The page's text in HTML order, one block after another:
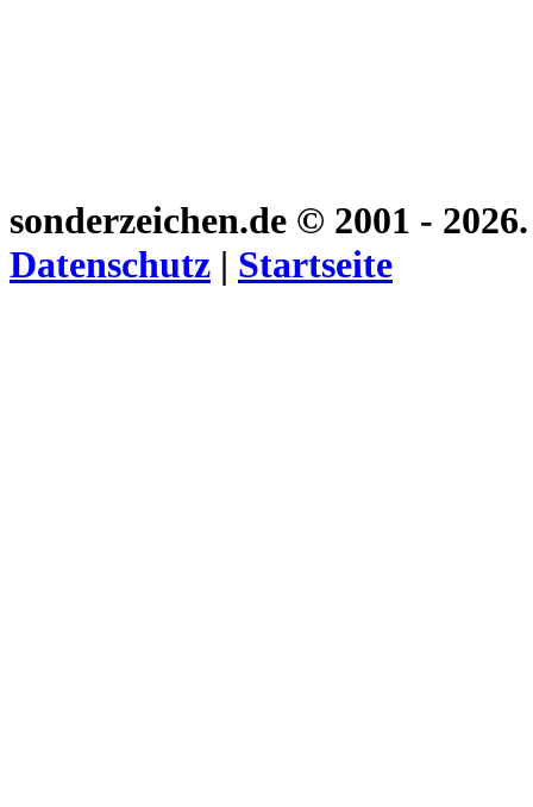
sonderzeichen.de © 2001 -
Datenschutz | Startseite